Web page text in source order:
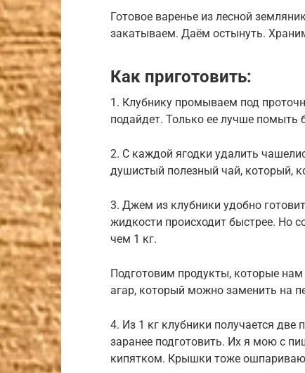
Готовое варенье из лесной
закатываем. Даём остынуть.
Как приготовить:
1. Клубнику промываем под
подайдет. Только ее лучше помыть
2. С каждой ягодки удалить
душистый полезный чай, который,
3. Джем из клубники удобно
жидкости происходит быстрее. Но
чем 1 кг.
Подготовим продукты, которые
агар, который можно заменить на
4. Из 1 кг клубники получается
заранее подготовить. Их я мою с
кипятком. Крышки тоже